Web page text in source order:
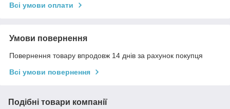
Всі умови оплати
Умови повернення
Повернення товару впродовж 14 днів за рахунок покупця
Всі умови повернення
Подібні товари компанії